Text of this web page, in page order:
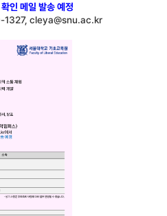
인 메일 발송 예정
1327, cleya@snu.ac.kr